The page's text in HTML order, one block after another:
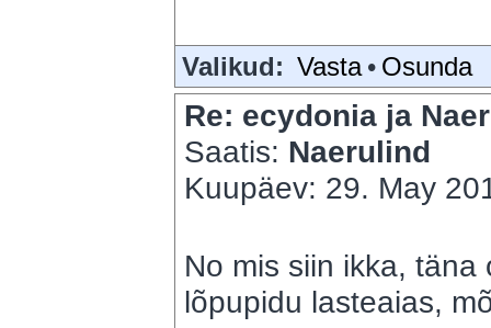
Valikud: Vasta • Osunda
Re: ecydonia ja
Saatis: Naerulind
Kuupäev: 29. May
No mis siin ikka,
lõpupidu lasteaias,